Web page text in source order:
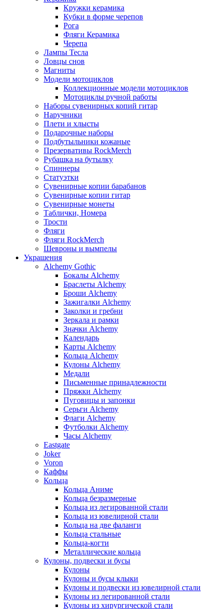
Кружки керамика
Кубки в форме черепов
Рога
Фляги Керамика
Черепа
Лампы Тесла
Ловцы снов
Магниты
Модели мотоциклов
Коллекционные модели мотоциклов
Мотоциклы ручной работы
Наборы сувенирных копий гитар
Наручники
Плети и хлысты
Подарочные наборы
Подбутыльники кожаные
Презервативы RockMerch
Рубашка на бутылку
Спиннеры
Статуэтки
Сувенирные копии барабанов
Сувенирные копии гитар
Сувенирные монеты
Таблички, Номера
Трости
Фляги
Фляги RockMerch
Шевроны и вымпелы
Украшения
Alchemy Gothic
Бокалы Alchemy
Браслеты Alchemy
Броши Alchemy
Зажигалки Alchemy
Заколки и гребни
Зеркала и рамки
Значки Alchemy
Календарь
Карты Alchemy
Кольца Alchemy
Кулоны Alchemy
Медали
Письменные принадлежности
Пряжки Alchemy
Пуговицы и запонки
Серьги Alchemy
Флаги Alchemy
Футболки Alchemy
Часы Alchemy
Eastgate
Joker
Voron
Каффы
Кольца
Кольца Аниме
Кольца безразмерные
Кольца из легированной стали
Кольца из ювелирной стали
Кольца на две фаланги
Кольца стальные
Кольца-когти
Металлические кольца
Кулоны, подвески и бусы
Кулоны
Кулоны и бусы клыки
Кулоны и подвески из ювелирной стали
Кулоны из легированной стали
Кулоны из хирургической стали